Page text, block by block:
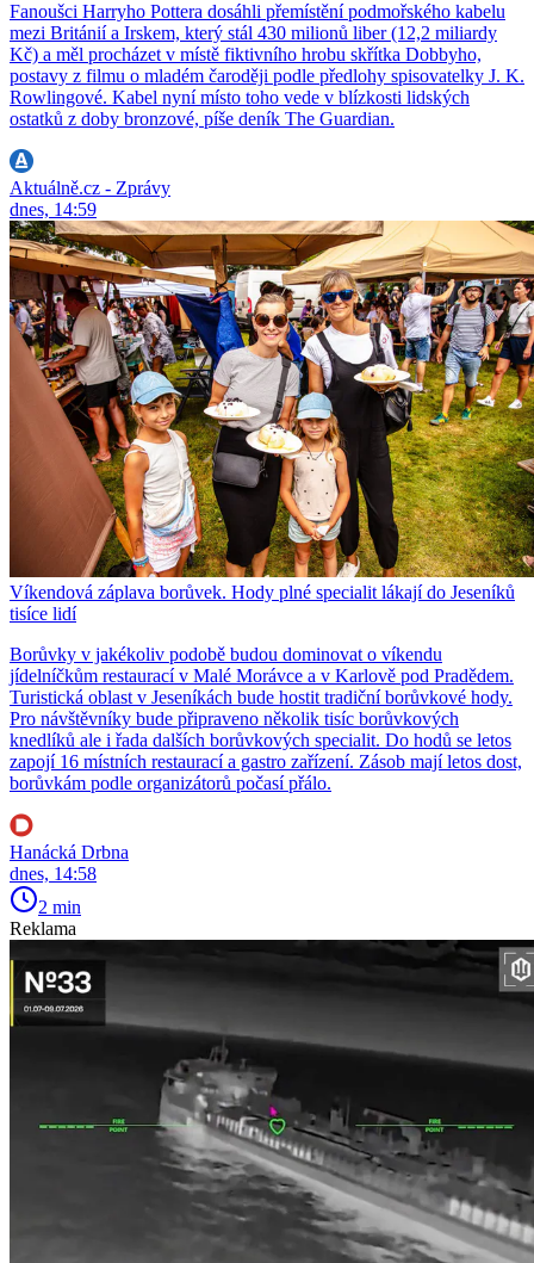
Fanoušci Harryho Pottera dosáhli přemístění podmořského kabelu
mezi Británií a Irskem, který stál 430 milionů liber (12,2 miliardy
Kč) a měl procházet v místě fiktivního hrobu skřítka Dobbyho,
postavy z filmu o mladém čaroději podle předlohy spisovatelky J. K.
Rowlingové. Kabel nyní místo toho vede v blízkosti lidských
ostatků z doby bronzové, píše deník The Guardian.
Aktuálně.cz - Zprávy
dnes, 14:59
Víkendová záplava borůvek. Hody plné specialit lákají do Jeseníků
tisíce lidí
Borůvky v jakékoliv podobě budou dominovat o víkendu
jídelníčkům restaurací v Malé Morávce a v Karlově pod Pradědem.
Turistická oblast v Jeseníkách bude hostit tradiční borůvkové hody.
Pro návštěvníky bude připraveno několik tisíc borůvkových
knedlíků ale i řada dalších borůvkových specialit. Do hodů se letos
zapojí 16 místních restaurací a gastro zařízení. Zásob mají letos dost,
borůvkám podle organizátorů počasí přálo.
Hanácká Drbna
dnes, 14:58
2 min
Reklama